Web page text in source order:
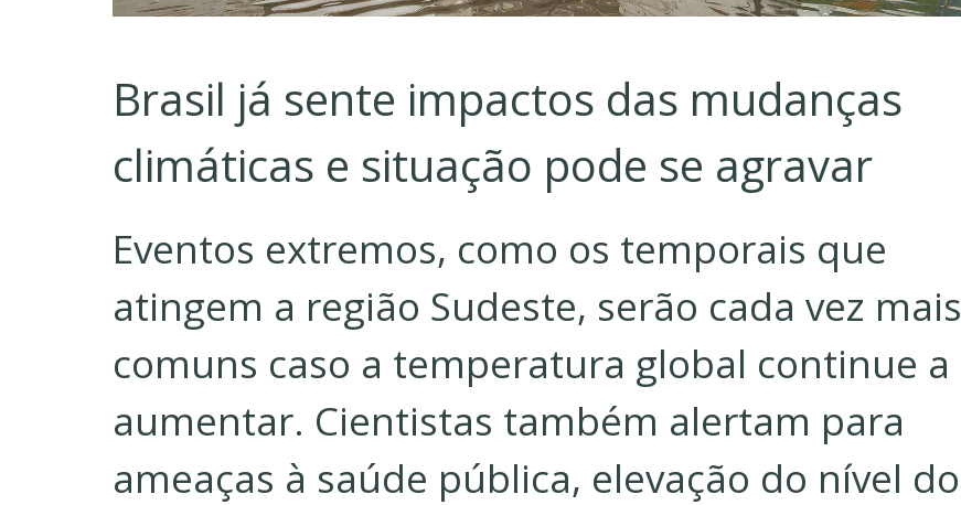
Brasil já sente impactos das mudanças
climáticas e situação pode se agravar
Eventos extremos, como os temporais que
atingem a região Sudeste, serão cada vez mais
comuns caso a temperatura global continue a
aumentar. Cientistas também alertam para
ameaças à saúde pública, elevação do nível do